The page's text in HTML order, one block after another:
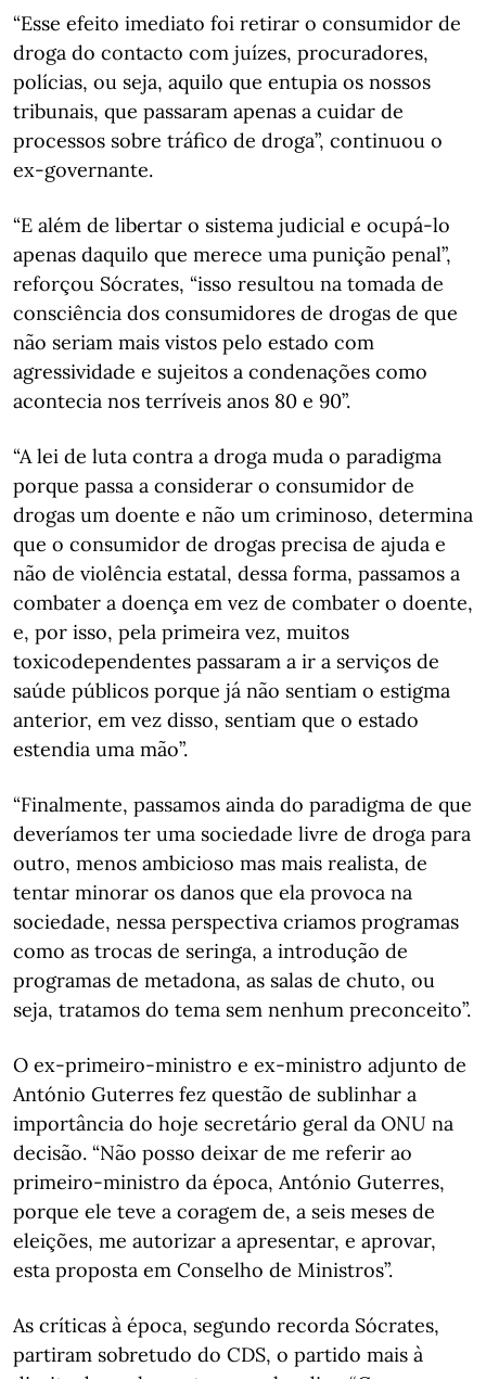
“Esse efeito imediato foi retirar o consumidor de
droga do contacto com juízes, procuradores,
polícias, ou seja, aquilo que entupia os nossos
tribunais, que passaram apenas a cuidar de
processos sobre tráfico de droga”, continuou o
ex-governante.
“E além de libertar o sistema judicial e ocupá-lo
apenas daquilo que merece uma punição penal”,
reforçou Sócrates, “isso resultou na tomada de
consciência dos consumidores de drogas de que
não seriam mais vistos pelo estado com
agressividade e sujeitos a condenações como
acontecia nos terríveis anos 80 e 90”.
“A lei de luta contra a droga muda o paradigma
porque passa a considerar o consumidor de
drogas um doente e não um criminoso, determina
que o consumidor de drogas precisa de ajuda e
não de violência estatal, dessa forma, passamos a
combater a doença em vez de combater o doente,
e, por isso, pela primeira vez, muitos
toxicodependentes passaram a ir a serviços de
saúde públicos porque já não sentiam o estigma
anterior, em vez disso, sentiam que o estado
estendia uma mão”.
“Finalmente, passamos ainda do paradigma de que
deveríamos ter uma sociedade livre de droga para
outro, menos ambicioso mas mais realista, de
tentar minorar os danos que ela provoca na
sociedade, nessa perspectiva criamos programas
como as trocas de seringa, a introdução de
programas de metadona, as salas de chuto, ou
seja, tratamos do tema sem nenhum preconceito”.
O ex-primeiro-ministro e ex-ministro adjunto de
António Guterres fez questão de sublinhar a
importância do hoje secretário geral da ONU na
decisão. “Não posso deixar de me referir ao
primeiro-ministro da época, António Guterres,
porque ele teve a coragem de, a seis meses de
eleições, me autorizar a apresentar, e aprovar,
esta proposta em Conselho de Ministros”.
As críticas à época, segundo recorda Sócrates,
partiram sobretudo do CDS, o partido mais à